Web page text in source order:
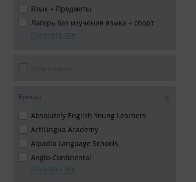
Язык + Предметы
Лагерь без изучения языка + спорт
Показать все
Бренды
Absolutely English Young Learners
ActiLingua Academy
Alpadia Language Schools
Anglo-Continental
Показать все